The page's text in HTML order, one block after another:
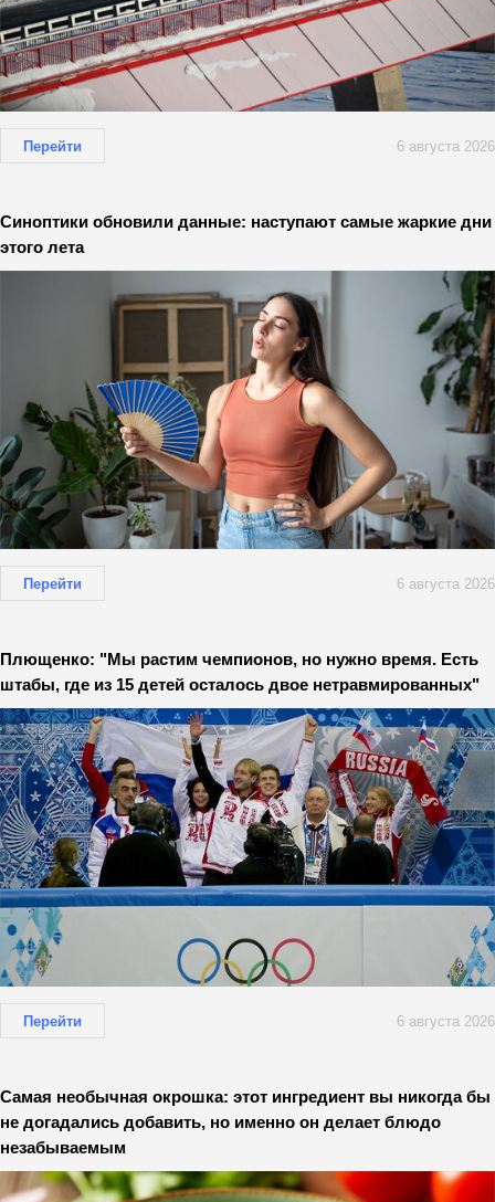
Перейти 6 августа 2026
Синоптики обновили данные: наступают самые жаркие дни
этого лета
Перейти 6 августа 2026
Плющенко: "Мы растим чемпионов, но нужно время. Есть
штабы, где из 15 детей осталось двое нетравмированных"
Перейти 6 августа 2026
Самая необычная окрошка: этот ингредиент вы никогда бы
не догадались добавить, но именно он делает блюдо
незабываемым